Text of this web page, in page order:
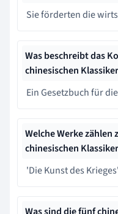
Sie förderten die
Was beschreibt das
chinesischen
Ein Gesetzbuch für
Welche Werke
chinesischen
'Die Kunst des
Was sind die fünf